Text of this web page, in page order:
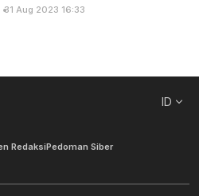
31 Aug 2023 16:33
ID
RedaksiPedoman Siber